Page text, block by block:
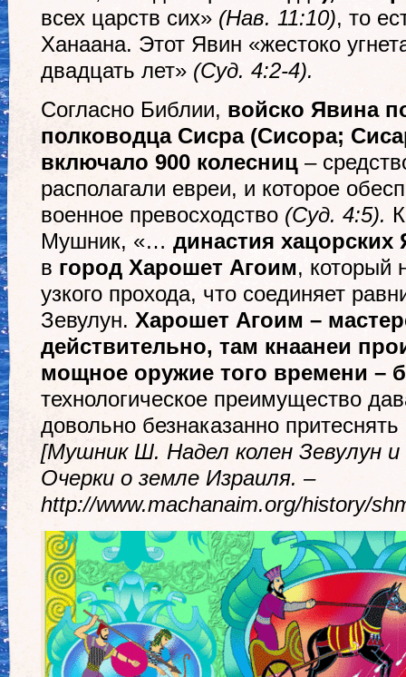
всех царств сих» (Нав. 11:10), то
Ханаана. Этот Явин «жестоко
двадцать лет» (Суд. 4:2-4).
Согласно Библии, войско Явина
полководца Сисра (Сисора;
включало 900 колесниц –
располагали евреи, и которое
военное превосходство (Суд. 4:5).
Мушник, «… династия хацорских
в город Харошет Агоим, который
узкого прохода, что соединяет
Зевулун. Харошет Агоим –
действительно, там кнаанеи
мощное оружие того времени –
технологическое преимущество
довольно безнаказанно
[Мушник Ш. Надел колен Зевулун
Очерки о земле Израиля. –
http://www.machanaim.org/history/